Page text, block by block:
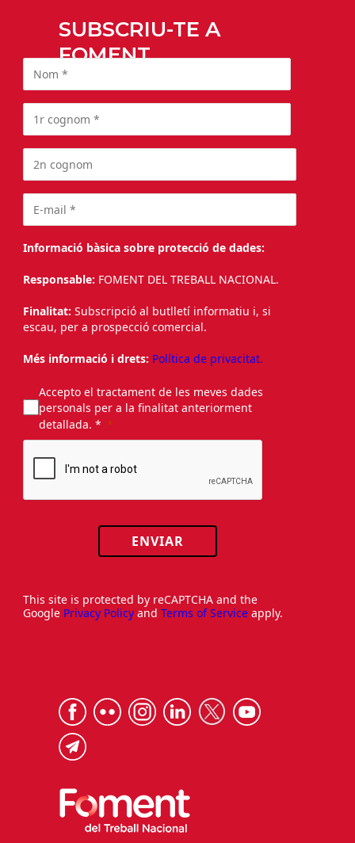
SUBSCRIU-TE A
FOMENT
Informació bàsica sobre protecció de dades:
Responsable: FOMENT DEL TREBALL NACIONAL.
Finalitat: Subscripció al butlletí informatiu i, si
escau, per a prospecció comercial.
Més informació i drets: Política de privacitat.
Accepto el tractament de les meves dades
personals per a la finalitat anteriorment
detallada. *
ENVIAR
This site is protected by reCAPTCHA and the
Google Privacy Policy and Terms of Service apply.